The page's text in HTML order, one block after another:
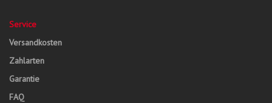
Service
Versandkosten
Zahlarten
Garantie
FAQ